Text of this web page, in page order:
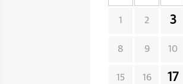
1 2 3
8 9 10
15 16 17